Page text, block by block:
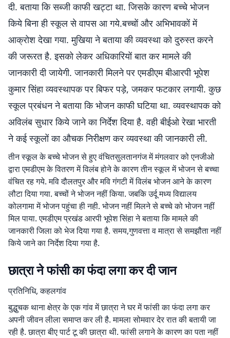
दी. बताया कि सब्जी काफी खट्टा था. जिसके कारण बच्चे भोजन
किये बिना ही स्कूल से वापस आ गये.बच्चों और अभिभावकों में
आक्रोश देखा गया. मुखिया ने बताया की व्यवस्था को दुरुस्त करने
की जरूरत है. इसको लेकर अधिकारियों बात कर मामले की
जानकारी दी जायेगी. जानकारी मिलने पर एमडीएम बीआरपी भूपेश
कुमार सिंहा व्यवस्थापक पर बिफर पड़े, जमकर फटकार लगायी. कुछ
स्कूल प्रबंधन ने बताया कि भोजन काफी घटिया था. व्यवस्थापक को
अविलंब सुधार किये जाने का निर्देश दिया है. वही बीईओ रेखा भारती
ने कई स्कूलों का औचक निरीक्षण कर व्यवस्था की जानकारी ली.
तीन स्कूल के बच्चे भोजन से हुए वंचितसुलतानगंज में मंगलवार को एनजीओ
द्वारा एमडीएम के वितरण में विलंब होने के कारण तीन स्कूल में भोजन से बच्चा
वंचित रह गये. मवि दौलतपुर और मवि गंगटी में विलंब भोजन आने के कारण
लौटा दिया गया. बच्चों ने भोजन नहीं किया. जबकि उर्दू मध्य विद्यालय
कोलगामा में भोजन पहुंचा ही नही. भोजन नहीं मिलने से बच्चे को भोजन नहीं
मिल पाया. एमडीएम प्रखंड आरपी भूपेश सिंहा ने बताया कि मामले की
जानकारी जिला को भेज दिया गया है. समय,गुणवत्ता व मात्रा से समझौता नहीं
किये जाने का निर्देश दिया गया है.
छात्रा ने फांसी का फंदा लगा कर दी जान
प्रतिनिधि, कहलगांव
बुद्धुचक थाना क्षेत्र के एक गांव में छात्रा ने घर में फांसी का फंदा लगा कर
अपनी जीवन लीला समाप्त कर ली है. मामला सोमवार देर रात की बतायी जा
रही है. छात्रा बीए पार्ट टू की छात्रा थी. फांसी लगाने के कारण का पता नहीं